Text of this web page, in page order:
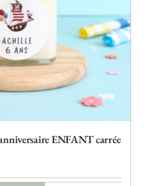
du
produit
ENFANT carrée